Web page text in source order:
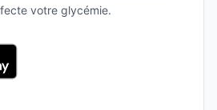
votre glycémie.